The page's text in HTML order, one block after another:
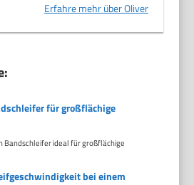
Erfahre mehr über Oliver
für großflächige
Bandschleifer ideal für großflächige
bei einem